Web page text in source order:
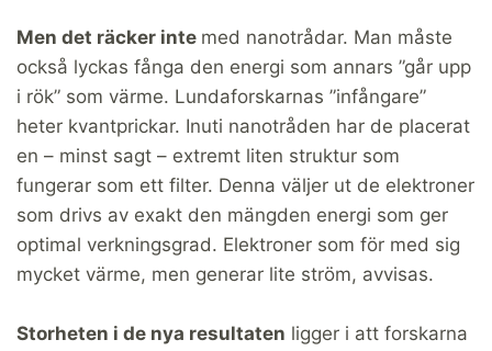
Men det räcker inte med nanotrådar. Man måste
också lyckas fånga den energi som annars ”går upp
i rök” som värme. Lundaforskarnas ”infångare”
heter kvantprickar. Inuti nanotråden har de placerat
en – minst sagt – extremt liten struktur som
fungerar som ett filter. Denna väljer ut de elektroner
som drivs av exakt den mängden energi som ger
optimal verkningsgrad. Elektroner som för med sig
mycket värme, men generar lite ström, avvisas.
Storheten i de nya resultaten ligger i att forskarna